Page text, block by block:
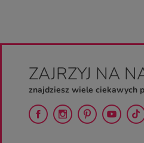
ZAJRZYJ NA
znajdziesz wiele ciekawych